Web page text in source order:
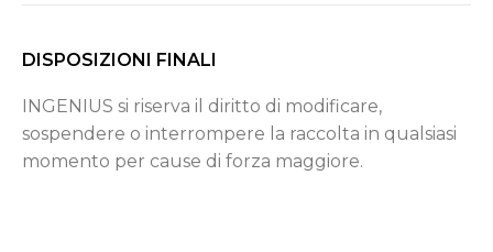
DISPOSIZIONI FINALI
INGENIUS si riserva il diritto di modificare,
sospendere o interrompere la raccolta in qualsiasi
momento per cause di forza maggiore.